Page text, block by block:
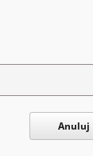
Anuluj